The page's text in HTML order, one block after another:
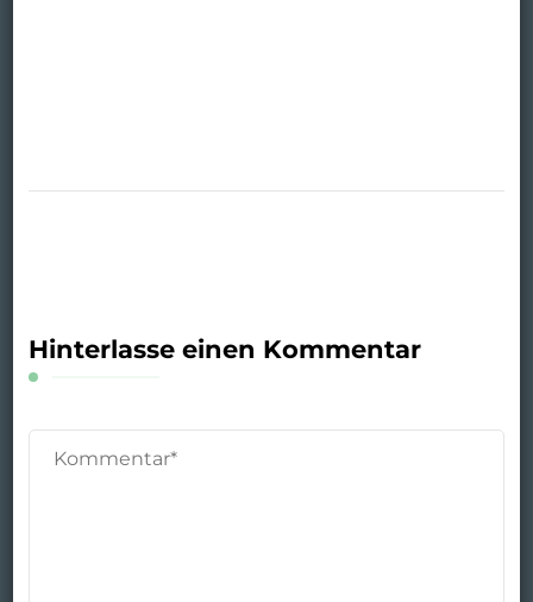
Hinterlasse einen Kommentar